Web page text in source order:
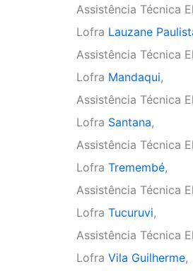
Assistência Técnica
Lofra Lauzane
Assistência Técnica
Lofra Mandaqui,
Assistência Técnica
Lofra Santana,
Assistência Técnica
Lofra Tremembé,
Assistência Técnica
Lofra Tucuruvi,
Assistência Técnica
Lofra Vila Guilherme,